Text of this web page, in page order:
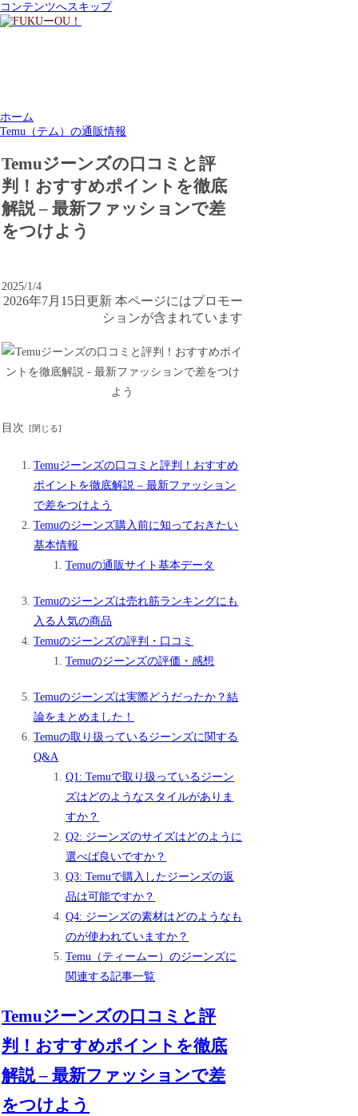
コンテンツへスキップ
ホーム
Temu（テム）の通販情報
Temuジーンズの口コミと評
判！おすすめポイントを徹底
解説 – 最新ファッションで差
をつけよう
2025/1/4
2026年7月15日更新 本ページにはプロモー
ションが含まれています
目次
Temuジーンズの口コミと評判！おすすめ
ポイントを徹底解説 – 最新ファッション
で差をつけよう
Temuのジーンズ購入前に知っておきたい
基本情報
Temuの通販サイト基本データ
Temuのジーンズは売れ筋ランキングにも
入る人気の商品
Temuのジーンズの評判・口コミ
Temuのジーンズの評価・感想
Temuのジーンズは実際どうだったか？結
論をまとめました！
Temuの取り扱っているジーンズに関する
Q&A
Q1: Temuで取り扱っているジーン
ズはどのようなスタイルがありま
すか？
Q2: ジーンズのサイズはどのように
選べば良いですか？
Q3: Temuで購入したジーンズの返
品は可能ですか？
Q4: ジーンズの素材はどのようなも
のが使われていますか？
Temu（ティームー）のジーンズに
関連する記事一覧
Temuジーンズの口コミと評
判！おすすめポイントを徹底
解説 – 最新ファッションで差
をつけよう